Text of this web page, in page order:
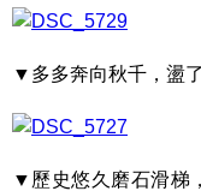
▼多多奔向秋千，盪
▼歷史悠久磨石滑梯